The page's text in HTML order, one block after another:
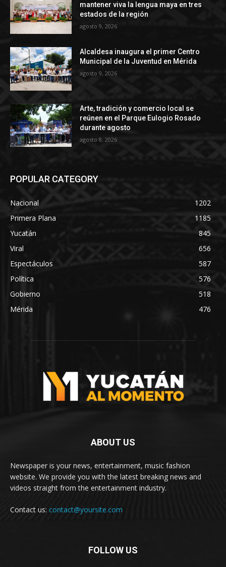
mantener viva la lengua maya en tres
estados de la región
agosto 9, 2026
Alcaldesa inaugura el primer Centro
Municipal de la Juventud en Mérida
agosto 9, 2026
Arte, tradición y comercio local se
reúnen en el Parque Eulogio Rosado
durante agosto
agosto 8, 2026
POPULAR CATEGORY
Nacional
1202
Primera Plana
1185
Yucatán
845
Viral
656
Espectáculos
587
Política
576
Gobierno
518
Mérida
476
ABOUT US
Newspaper is your news, entertainment, music fashion
website. We provide you with the latest breaking news and
videos straight from the entertainment industry.
Contact us: contact@yoursite.com
FOLLOW US